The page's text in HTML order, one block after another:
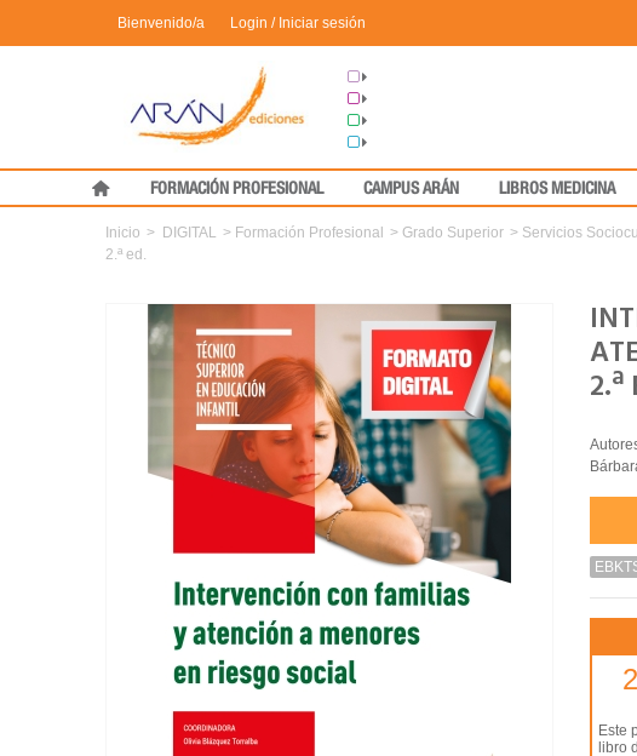
Bienvenido/a Login / Iniciar sesión
Grupo Arán
Congresos
Formación
Medical Press
FORMACIÓN PROFESIONAL CAMPUS ARÁN LIBROS MEDICINA
Inicio > DIGITAL > Formación Profesional > Grado Superior > Servicios
2.ª ed.
2.ª
Este
libro